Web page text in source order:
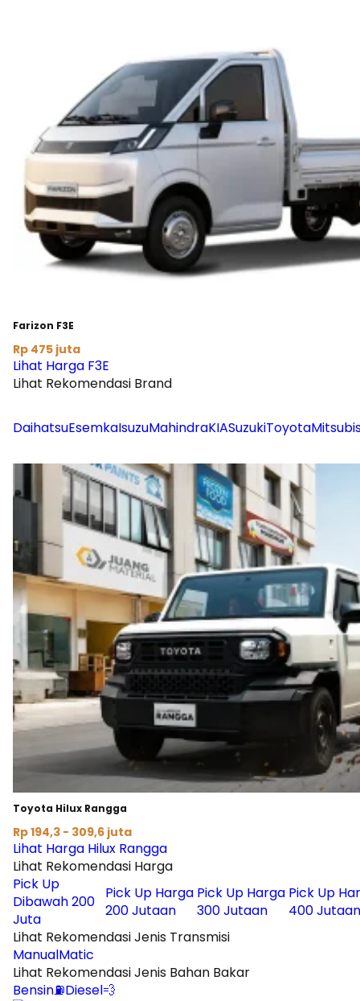
Farizon F3E
Rp 475 juta
Lihat Harga F3E
Lihat Rekomendasi Brand
DaihatsuEsemkaIsuzuMahindraKIASuzukiToyota
Toyota Hilux Rangga
Rp 194,3 - 309,6 juta
Lihat Harga Hilux Rangga
Lihat Rekomendasi Harga
Pick Up
Dibawah 200
Juta
Pick Up Harga
200 Jutaan
Pick Up Harga
300 Jutaan
Pick Up
400 Jutaan
Lihat Rekomendasi Jenis Transmisi
ManualMatic
Lihat Rekomendasi Jenis Bahan Bakar
Bensin⛽Diesel💨